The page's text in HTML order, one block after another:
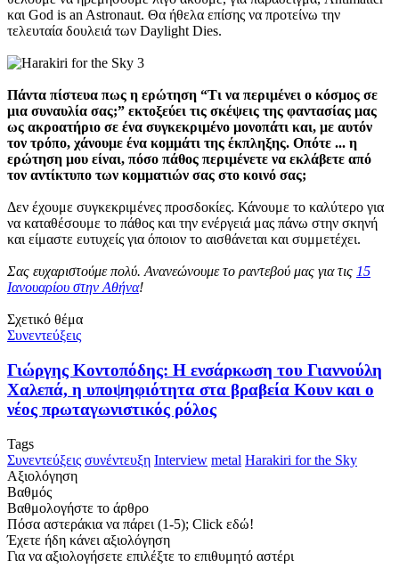
και God is an Astronaut. Θα ήθελα επίσης να προτείνω την
τελευταία δουλειά των Daylight Dies.
Πάντα πίστευα πως η ερώτηση “Τι να περιμένει ο κόσμος σε
μια συναυλία σας;” εκτοξεύει τις σκέψεις της φαντασίας μας
ως ακροατήριο σε ένα συγκεκριμένο μονοπάτι και, με αυτόν
τον τρόπο, χάνουμε ένα κομμάτι της έκπληξης. Οπότε ... η
ερώτηση μου είναι, πόσο πάθος περιμένετε να εκλάβετε από
τον αντίκτυπο των κομματιών σας στο κοινό σας;
Δεν έχουμε συγκεκριμένες προσδοκίες. Κάνουμε το καλύτερο για
να καταθέσουμε το πάθος και την ενέργειά μας πάνω στην σκηνή
και είμαστε ευτυχείς για όποιον το αισθάνεται και συμμετέχει.
Σας ευχαριστούμε πολύ. Ανανεώνουμε το ραντεβού μας για τις 15
Ιανουαρίου στην Αθήνα!
Σχετικό θέμα
Συνεντεύξεις
Γιώργης Κοντοπόδης: Η ενσάρκωση του Γιαννούλη
Χαλεπά, η υποψηφιότητα στα βραβεία Κουν και ο
νέος πρωταγωνιστικός ρόλος
Tags
Συνεντεύξεις συνέντευξη metal Harakiri for the Sky
Αξιολόγηση
Βαθμός
Βαθμολογήστε το άρθρο
Πόσα αστεράκια να πάρει (1-5); Click εδώ!
Έχετε ήδη κάνει αξιολόγηση
Για να αξιολογήσετε επιλέξτε το επιθυμητό αστέρι